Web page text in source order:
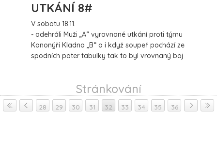
UTKÁNÍ 8#
V sobotu 18.11.
- odehráli Muži „A“ vyrovnané utkání proti týmu
Kanonýři Kladno „B“ a i když soupeř pochází ze
spodních pater tabulky tak to byl vrovnaný boj
Stránkování
28 29 30 31 32 33 34 35 36